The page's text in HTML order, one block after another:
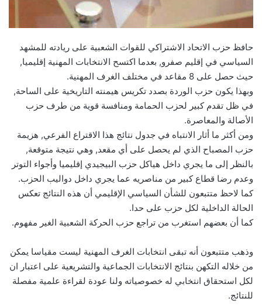
حافظ حزب الاتحاد الاشتراكي للقوات الشعبية على ريادته للمشهد
السياسي في إقليم صفرو, بعدما اكتسح الانتخابات المهنية إقليميا,
حيث حصل على 8 مقاعد في مختلف الغرف المهنية.
وبهذا يكون حزب الوردة بصدد تكريس هيمنته التاريخية على الساحة,
في ظل تقدم كبير لحزب الحمامة ومنافسة قوية من طرف حزب
الأصالة والمعاصرة.
ومن أكثر ما أثار الانتباه في جدول نتائج هذا الاقتراع الفرعي, هزيمة
حزب المصباح الذي لم يحصل على أي مقعد, وهي نتيجة متوقعة,
بالنظر إلى ما يجري داخل هياكل حزب البيجيدي إقليميا وأجواء التوتر
وعدم رضا قطاع كبير من مناصريه عما يجري داخل دواليب الحزب.
كما لاحظ متتبعون للشأن السياسي الإقليمي أن هذه النتائج تعكس
الحالة الداخلية لكل حزب على حدا.
كما أن بعضهم استغرب من تراجع حزب الحركة الشعبية الغير مفهوم.
وذهب متتبعون أنه تبقى انتخابات الغرف المهنية ليست مقياسا يمكن
من خلاله التكهن بنتائج الانتخابات الجماعية والتشريعية على اعتبار ان
لكل استحقاق انتخابي له خصوصياته ولنا عودة لقراءة علمية مفصلة
للنتائج.